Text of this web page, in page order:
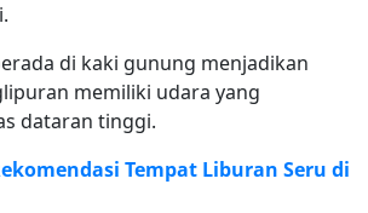
di kaki gunung menjadikan
memiliki udara yang
dataran tinggi.
Tempat Liburan Seru di